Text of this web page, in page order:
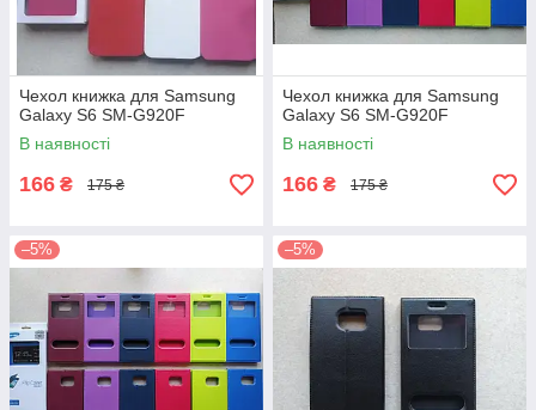
Чехол книжка для Samsung
Galaxy S6 SM-G920F
В наявності
166 ₴ 175 ₴
Чехол книжка для Samsung
Galaxy S6 SM-G920F
В наявності
166 ₴ 175 ₴
–5% –5%